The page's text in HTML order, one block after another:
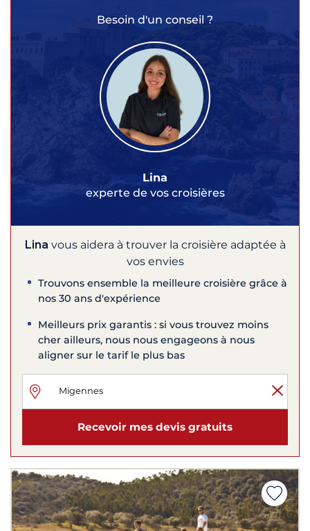
Besoin d'un conseil ?
Lina
experte de vos croisières
Lina vous aidera à trouver la croisière adaptée à
vos envies
Trouvons ensemble la meilleure croisière grâce à
nos 30 ans d'expérience
Meilleurs prix garantis : si vous trouvez moins
cher ailleurs, nous nous engageons à nous
aligner sur le tarif le plus bas
Recevoir mes devis gratuits